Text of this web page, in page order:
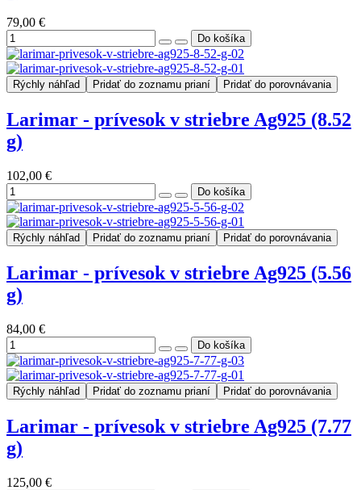
79,00 €
Rýchly náhľad Pridať do zoznamu prianí Pridať do porovnávania
Larimar - prívesok v striebre Ag925 (8.52
g)
102,00 €
Rýchly náhľad Pridať do zoznamu prianí Pridať do porovnávania
Larimar - prívesok v striebre Ag925 (5.56
g)
84,00 €
Rýchly náhľad Pridať do zoznamu prianí Pridať do porovnávania
Larimar - prívesok v striebre Ag925 (7.77
g)
125,00 €